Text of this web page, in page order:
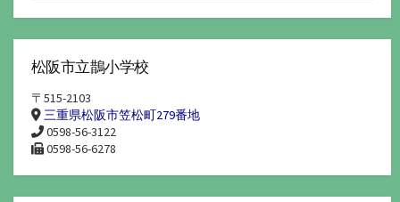
松阪市立鵲小学校
〒515-2103
三重県松阪市笠松町279番地
0598-56-3122
0598-56-6278